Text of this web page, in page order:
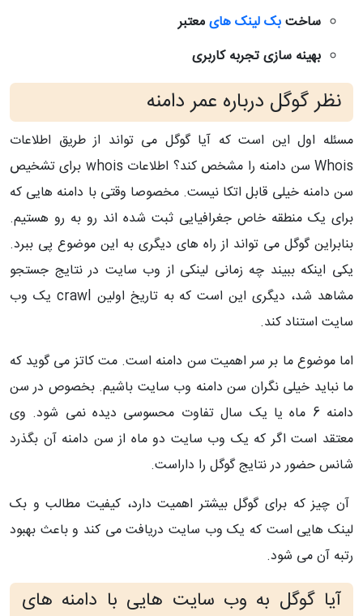
ساختبک لینک هایمعتبر
بهینه سازی تجربه کاربری
نظر گوگل درباره عمر دامنه
مسئله اول این است که آیا گوگل می تواند از طریق اطلاعات
Whois سن دامنه را مشخص کند؟ اطلاعات whois برای تشخیص
سن دامنه خیلی قابل اتکا نیست. مخصوصا وقتی با دامنه هایی که
برای یک منطقه خاص جغرافیایی ثبت شده اند رو به رو هستیم.
بنابراین گوگل می تواند از راه های دیگری به این موضوع پی ببرد.
یکی اینکه ببیند چه زمانی لینکی از وب سایت در نتایج جستجو
مشاهد شد، دیگری این است که به تاریخ اولین crawl یک وب
سایت استناد کند.
اما موضوع ما بر سر اهمیت سن دامنه است. مت کاتز می گوید که
ما نباید خیلی نگران سن دامنه وب سایت باشیم. بخصوص در سن
دامنه 6 ماه یا یک سال تفاوت محسوسی دیده نمی شود. وی
معتقد است اگر که یک وب سایت دو ماه از سن دامنه آن بگذرد
شانس حضور در نتایج گوگل را داراست.
آن چیز که برای گوگل بیشتر اهمیت دارد، کیفیت مطالب و بک
لینک هایی است که یک وب سایت دریافت می کند و باعث بهبود
رتبه آن می شود.
آیا گوگل به وب سایت هایی با دامنه های